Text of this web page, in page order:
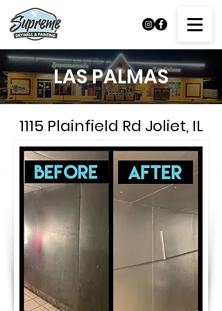
LAS PALMAS
1115 Plainfield Rd Joliet, IL